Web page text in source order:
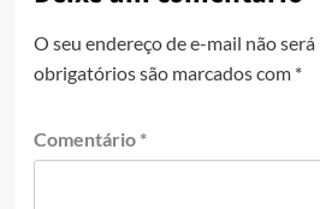
O seu endereço de e-mail não
obrigatórios são marcados com *
Comentário *